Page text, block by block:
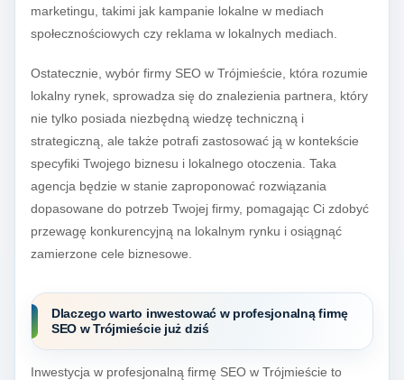
marketingu, takimi jak kampanie lokalne w mediach
społecznościowych czy reklama w lokalnych mediach.
Ostatecznie, wybór firmy SEO w Trójmieście, która rozumie
lokalny rynek, sprowadza się do znalezienia partnera, który
nie tylko posiada niezbędną wiedzę techniczną i
strategiczną, ale także potrafi zastosować ją w kontekście
specyfiki Twojego biznesu i lokalnego otoczenia. Taka
agencja będzie w stanie zaproponować rozwiązania
dopasowane do potrzeb Twojej firmy, pomagając Ci zdobyć
przewagę konkurencyjną na lokalnym rynku i osiągnąć
zamierzone cele biznesowe.
Dlaczego warto inwestować w profesjonalną firmę
SEO w Trójmieście już dziś
Inwestycja w profesjonalną firmę SEO w Trójmieście to